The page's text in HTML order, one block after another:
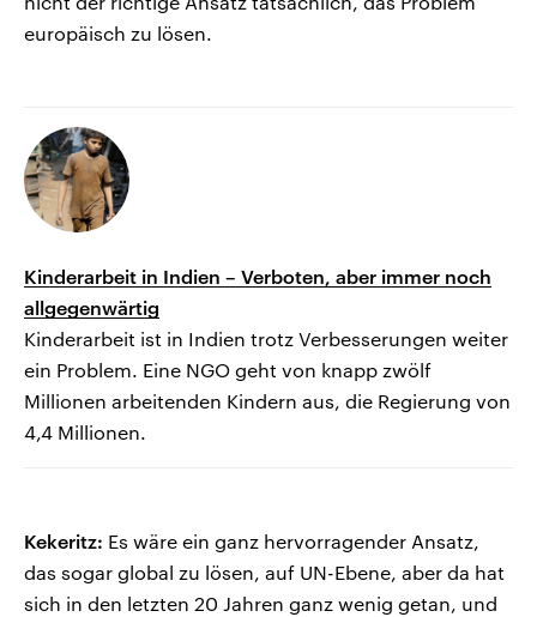
europäisch zu lösen.
Kinderarbeit in Indien – Verboten, aber immer noch
allgegenwärtig
Kinderarbeit ist in Indien trotz Verbesserungen weiter
ein Problem. Eine NGO geht von knapp zwölf
Millionen arbeitenden Kindern aus, die Regierung von
4,4 Millionen.
Kekeritz: Es wäre ein ganz hervorragender Ansatz,
das sogar global zu lösen, auf UN-Ebene, aber da hat
sich in den letzten 20 Jahren ganz wenig getan, und